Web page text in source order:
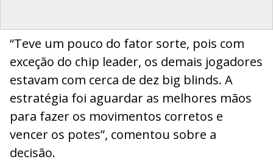
“Teve um pouco do fator sorte, pois com
exceção do chip leader, os demais jogadores
estavam com cerca de dez big blinds. A
estratégia foi aguardar as melhores mãos
para fazer os movimentos corretos e
vencer os potes”, comentou sobre a
decisão.